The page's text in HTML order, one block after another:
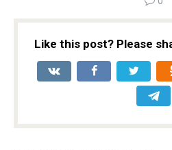
Like this post? Please